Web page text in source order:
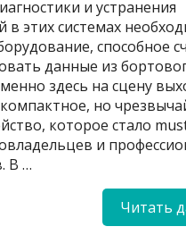
и устранения
в этих системах
способное
данные из
здесь на сцену
но
которое стало
и
В …
Читать